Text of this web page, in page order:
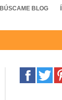
BÚSCAME BLOG